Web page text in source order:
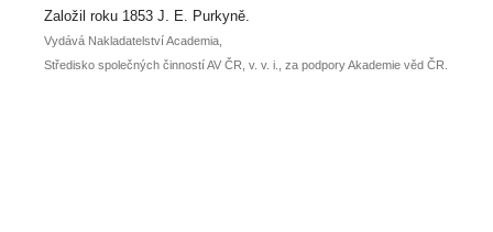
posteru je už 30. června.
Založil roku 1853 J. E. Purkyně.
Vydává Nakladatelství Academia,
Středisko společných činností AV ČR, v. v. i., za podpory Akademie věd ČR.